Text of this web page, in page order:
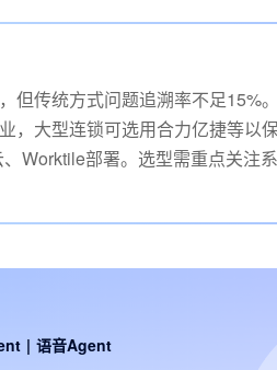
但传统方式问题追溯率不足15%
，大型连锁可选用合力亿捷等以
Worktile部署。选型需重点关注
| 语音Agent